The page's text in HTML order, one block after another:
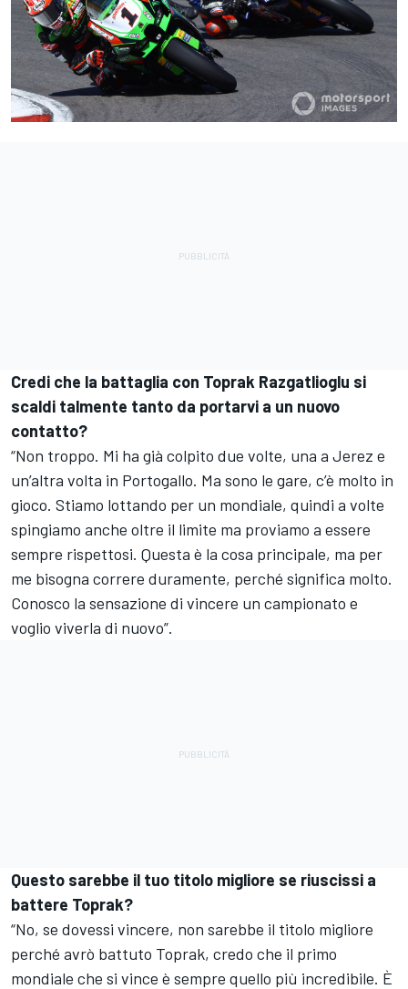
Credi che la battaglia con Toprak Razgatlioglu si
scaldi talmente tanto da portarvi a un nuovo
contatto?
“Non troppo. Mi ha già colpito due volte, una a Jerez e
un’altra volta in Portogallo. Ma sono le gare, c’è molto in
gioco. Stiamo lottando per un mondiale, quindi a volte
spingiamo anche oltre il limite ma proviamo a essere
sempre rispettosi. Questa è la cosa principale, ma per
me bisogna correre duramente, perché significa molto.
Conosco la sensazione di vincere un campionato e
voglio viverla di nuovo”.
Questo sarebbe il tuo titolo migliore se riuscissi a
battere Toprak?
“No, se dovessi vincere, non sarebbe il titolo migliore
perché avrò battuto Toprak, credo che il primo
mondiale che si vince è sempre quello più incredibile. È